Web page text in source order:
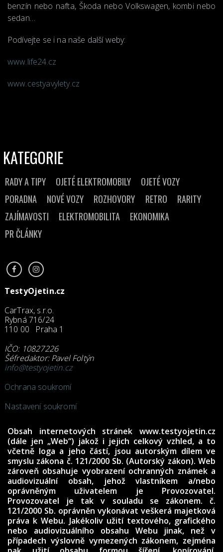
benzín nebo nafta, Škoda nebo Volkswagen, kombi nebo
sedan…
Podívejte se i na naše další weby:
www.life24.cz
www.cestyavylety.cz
KATEGORIE
RADY A TIPY OJETÉ ELEKTROMOBILY
OJETÉ VOZY
PORADNA
NOVÉ VOZY ROZHOVORY RETRO
RARITY
ZAJÍMAVOSTI
ELEKTROMOBILITA
EKONOMIKA
PR ČLÁNKY
TestyOjetin.cz
CarTrax, s.r.o.
Rybná 716/24
110 00 Praha 1
IČO: 10827226
Šéfredaktor: Pavel Foltýn
info@testyojetin.cz
Ochrana soukromí
Nastavení soukromí
Obsah internetových stránek www.testyojetin.cz
(dále jen „Web“) jakož i jejich celkový vzhled, a to
včetně loga a jeho částí, jsou autorským dílem ve
smyslu zákona č. 121/2000 Sb. (Autorský zákon). Web
zároveň obsahuje vyobrazení ochranných známek a
audiovizuální obsah, jehož vlastníkem a/nebo
oprávněným uživatelem je Provozovatel.
Provozovatel je tak v souladu se zákonem. č.
121/2000 Sb. oprávněn vykonávat veškerá majetková
práva k Webu. Jakékoliv užití textového, grafického
nebo audiovizuálního obsahu Webu jinak, než v
případech výslovně vymezených zákonem, zejména